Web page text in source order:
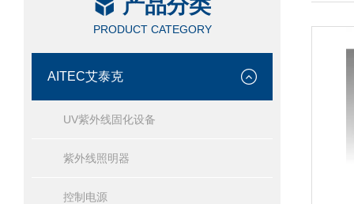
产品分类
PRODUCT CATEGORY
AITEC艾泰克
UV紫外线固化设备
紫外线照明器
控制电源
/